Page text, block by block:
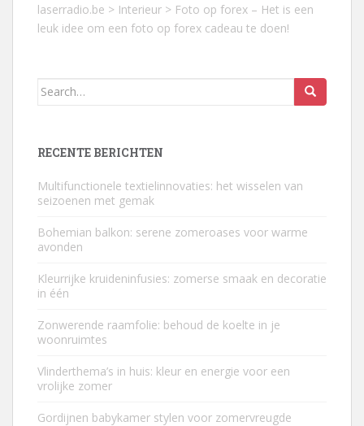
laserradio.be > Interieur > Foto op forex – Het is een
leuk idee om een foto op forex cadeau te doen!
Search
RECENTE BERICHTEN
Multifunctionele textielinnovaties: het wisselen van
seizoenen met gemak
Bohemian balkon: serene zomeroases voor warme
avonden
Kleurrijke kruideninfusies: zomerse smaak en decoratie
in één
Zonwerende raamfolie: behoud de koelte in je
woonruimtes
Vlinderthema’s in huis: kleur en energie voor een
vrolijke zomer
Gordijnen babykamer stylen voor zomervreugde